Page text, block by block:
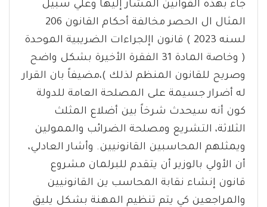
جاء بهذه القوانين المشار إليها وعلي سبيل
المثال ال الحصر مخالفة أحكام القانون 206
لسنه 2023 ) قانون اإلجراءات الضريبية الموحدة
( وخاصة المادة 31 الفقرة الأخيرة بشكل واضح
وصريح للقانون المنظم لذلك )،مضيفاً بان القرار
له أضرار جسيمة على المصلحة العامة للدولة
كون أنه سيحدث شرخاً بين أضلاع المثلث
الثلاثة، التشريع ومصلحة الضرائب والممولين
ويمثلهم المحاسبين القانونيين. وأشار العادلي،
أن الأولي بالوزير أن يتقدم للبرلمان مشروع
قانون إنشاء نقابة المحاسب ين القانونيين
والمراجعين كي يتم تنظيم المهنة بشكل يليق